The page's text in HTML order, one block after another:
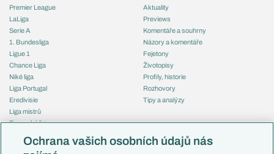
Premier League
LaLiga
Serie A
1. Bundesliga
Ligue 1
Chance Liga
Niké liga
Liga Portugal
Eredivisie
Liga mistrů
Evropská liga
Mistrovství světa
Aktuality
Previews
Komentáře a souhrny
Názory a komentáře
Fejetony
Životopisy
Profily, historie
Rozhovory
Tipy a analýzy
Česko
Ochrana vašich osobních údajů nás